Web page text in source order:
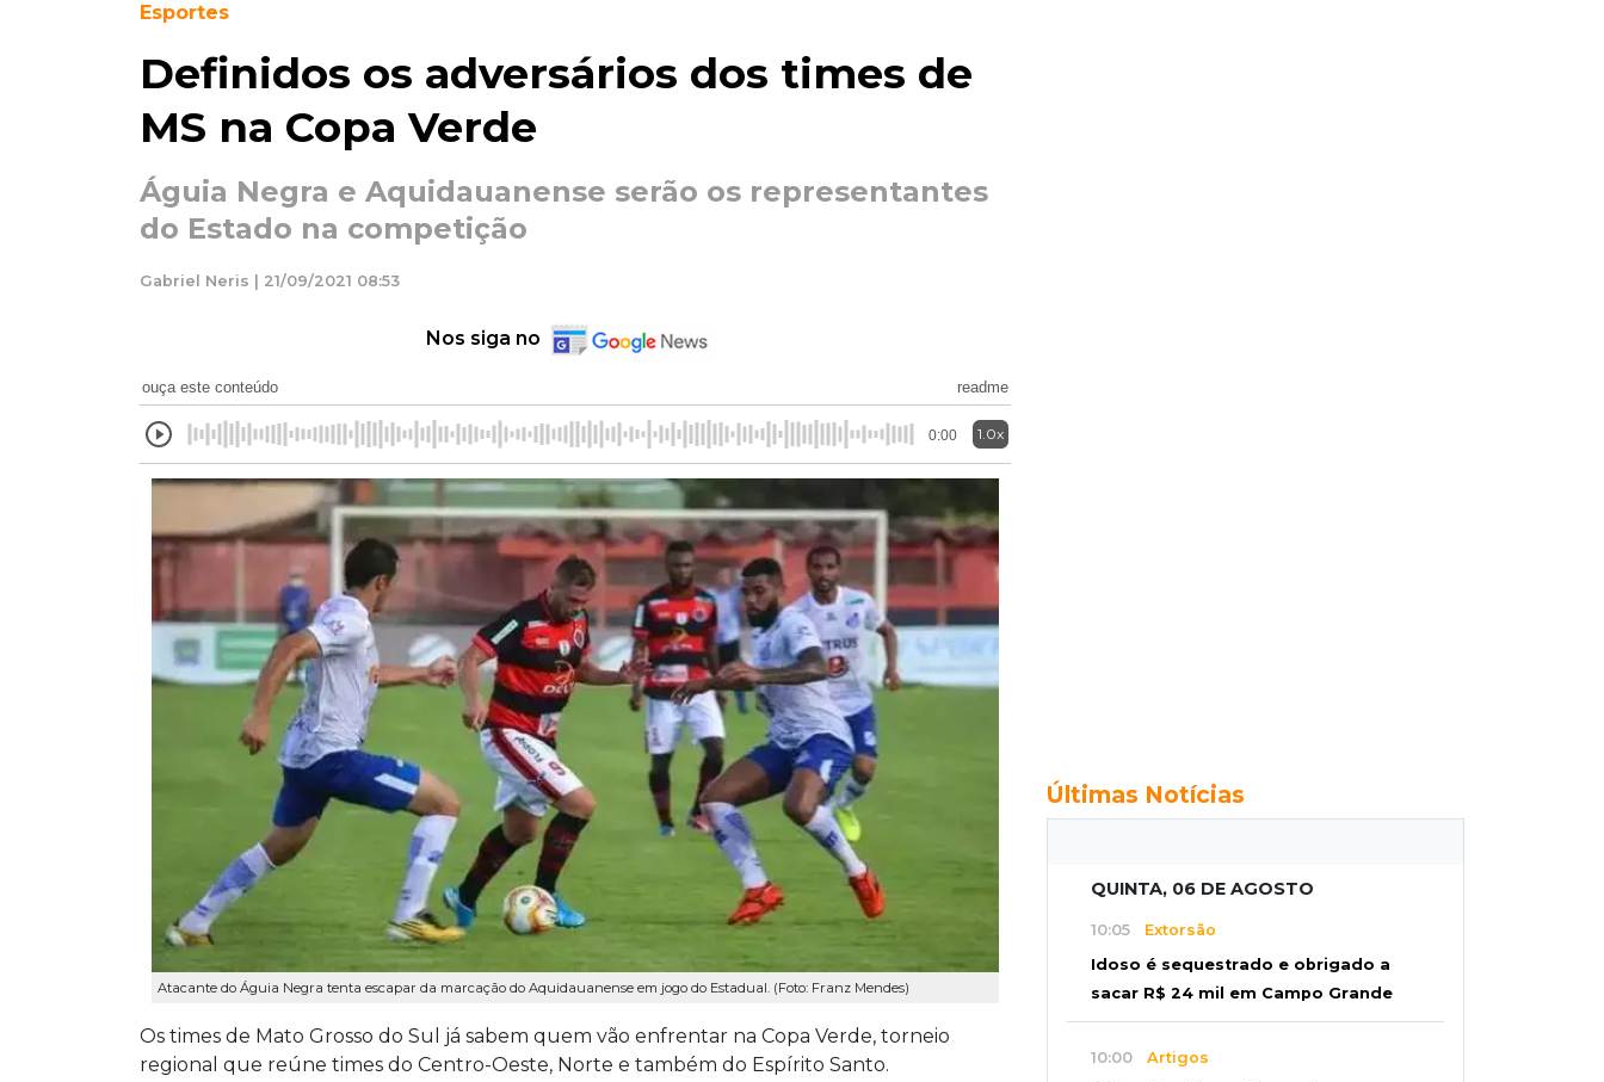
Esportes
Definidos os adversários dos times de
MS na Copa Verde
Águia Negra e Aquidauanense serão os representantes
do Estado na competição
Gabriel Neris | 21/09/2021 08:53
Nos siga no
ouça este conteúdo readme
0:00 1.0x
Atacante do Águia Negra tenta escapar da marcação do Aquidauanense em jogo do Estadual. (Foto: Franz Mendes)
Os times de Mato Grosso do Sul já sabem quem vão enfrentar na Copa Verde, torneio
regional que reúne times do Centro-Oeste, Norte e também do Espírito Santo.
Últimas Notícias
QUINTA, 06 DE AGOSTO
10:05 Extorsão
Idoso é sequestrado e obrigado a
sacar R$ 24 mil em Campo Grande
10:00 Artigos